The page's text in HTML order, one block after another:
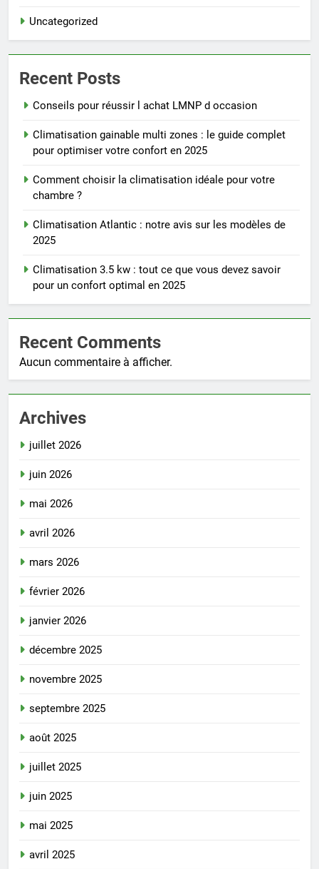
Uncategorized
Recent Posts
Conseils pour réussir l achat LMNP d occasion
Climatisation gainable multi zones : le guide complet
pour optimiser votre confort en 2025
Comment choisir la climatisation idéale pour votre
chambre ?
Climatisation Atlantic : notre avis sur les modèles de
2025
Climatisation 3.5 kw : tout ce que vous devez savoir
pour un confort optimal en 2025
Recent Comments
Aucun commentaire à afficher.
Archives
juillet 2026
juin 2026
mai 2026
avril 2026
mars 2026
février 2026
janvier 2026
décembre 2025
novembre 2025
septembre 2025
août 2025
juillet 2025
juin 2025
mai 2025
avril 2025